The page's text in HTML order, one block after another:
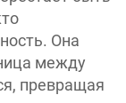
Она
между
превращая